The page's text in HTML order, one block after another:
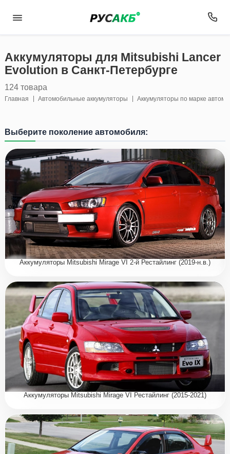
Аккумуляторы для Mitsubishi Lancer
Evolution в Санкт-Петербурге
124 товара
Главная Автомобильные аккумуляторы Аккумуляторы по марке
Выберите поколение автомобиля:
Аккумуляторы Mitsubishi Mirage VI 2-й Рестайлинг (2019-н.в.)
Аккумуляторы Mitsubishi Mirage VI Рестайлинг (2015-2021)